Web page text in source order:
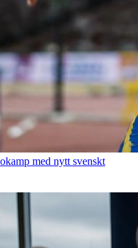
med nytt svenskt